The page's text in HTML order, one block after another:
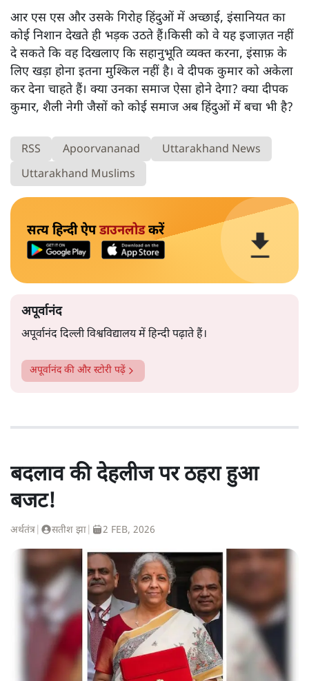
आर एस एस और उसके गिरोह हिंदुओं में अच्छाई, इंसानियत का
कोई निशान देखते ही भड़क उठते हैं।किसी को वे यह इजाज़त नहीं
दे सकते कि वह दिखलाए कि सहानुभूति व्यक्त करना, इंसाफ़ के
लिए खड़ा होना इतना मुश्किल नहीं है। वे दीपक कुमार को अकेला
कर देना चाहते हैं। क्या उनका समाज ऐसा होने देगा? क्या दीपक
कुमार, शैली नेगी जैसों को कोई समाज अब हिंदुओं में बचा भी है?
RSS Apoorvananad
Uttarakhand News
Uttarakhand Muslims
सत्य हिन्दी ऐपडाउनलोडकरें
अपूर्वानंद
अपूर्वानंद दिल्ली विश्वविद्यालय में हिन्दी पढ़ाते हैं।
अपूर्वानंदकी और स्टोरी पढ़ें
बदलाव की देहलीज पर ठहरा हुआ
बजट!
अर्थतंत्र सतीश झा 2 FEB, 2026